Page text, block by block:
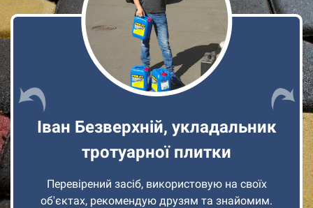
Кравчук Володимир,
укладальник тротуарної плитки
Цей гідрофобізатор відмінно підходить для
тротуарної плитки. Чудова економія, особливо